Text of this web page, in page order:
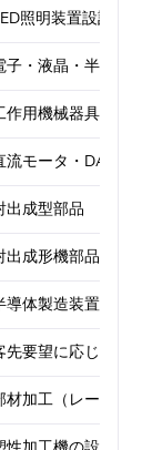
照明装置設計製造
子・液晶・半導体
作用機械器具部品
流モータ・DAモー
出成型部品
出成形機部品
導体製造装置の部品
先要望に応じたオ
材加工（レーザ切